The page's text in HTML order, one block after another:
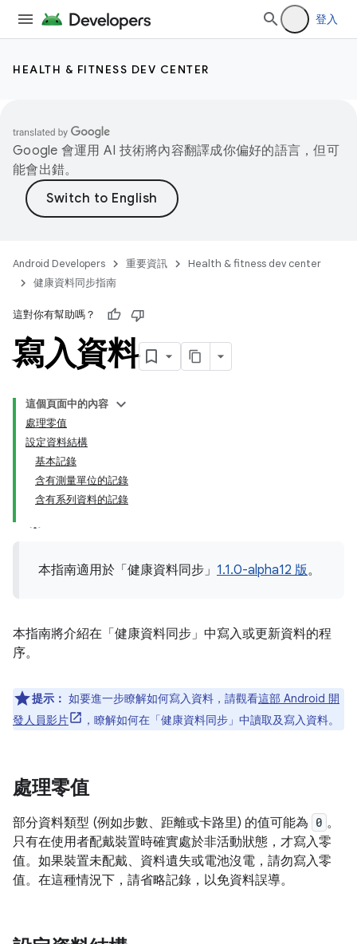
登入
HEALTH & FITNESS DEV CENTER
Google 會運用 AI 技術將內容翻譯成你偏好的語言，但可
能會出錯。
Android Developers 重要資訊
Health & fitness dev center
健康資料同步指南
這對你有幫助嗎？
寫入資料
這個頁面中的內容
處理零值
設定資料結構
基本記錄
含有測量單位的記錄
含有系列資料的記錄
本指南適用於「健康資料同步」 1.1.0-alpha12 版。
本指南將介紹在「健康資料同步」中寫入或更新資料的程
序。
提示： 如要進一步瞭解如何寫入資料，請觀看這部 Android 開
發人員影片
，瞭解如何在「健康資料同步」中讀取及寫入資料。
處理零值
部分資料類型 (例如步數、距離或卡路里) 的值可能為 0 。
只有在使用者配戴裝置時確實處於非活動狀態，才寫入零
值。如果裝置未配戴、資料遺失或電池沒電，請勿寫入零
值。在這種情況下，請省略記錄，以免資料誤導。